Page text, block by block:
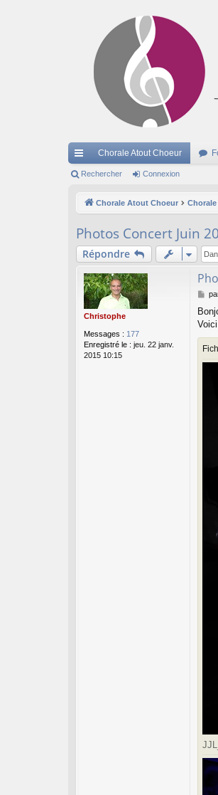
cc
pi
de
Chorale Atout Choeur
Rechercher Connexion
Chorale Atout Choeur
Photos Concert Juin
Répondre
Christophe
Messages : 177
Enregistré le : jeu. 22 janv.
2015 10:15
M
s
s
a
g